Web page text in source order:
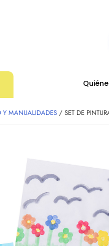
Y MANUALIDADES / SET DE